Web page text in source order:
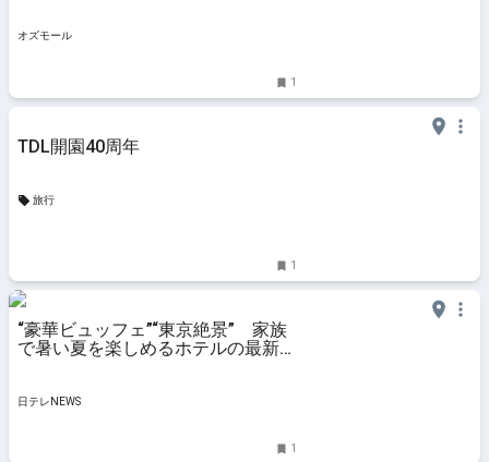
オズモール
1
TDL開園40周年
旅行
1
“豪華ビュッフェ”“東京絶景” 家族
で暑い夏を楽しめるホテルの最新水
日テレNEWS
1